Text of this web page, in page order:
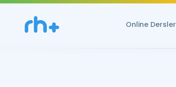
Online Dersler